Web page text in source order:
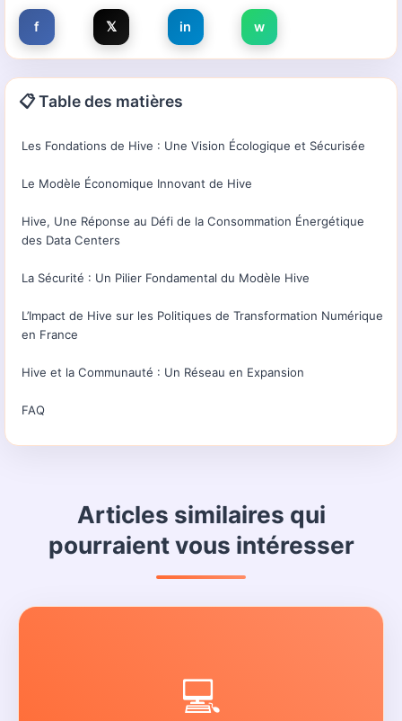
f 𝕏 in w
📋 Table des matières
Les Fondations de Hive : Une Vision Écologique et Sécurisée
Le Modèle Économique Innovant de Hive
Hive, Une Réponse au Défi de la Consommation Énergétique
des Data Centers
La Sécurité : Un Pilier Fondamental du Modèle Hive
L’Impact de Hive sur les Politiques de Transformation Numérique
en France
Hive et la Communauté : Un Réseau en Expansion
FAQ
Articles similaires qui
pourraient vous intéresser
💻